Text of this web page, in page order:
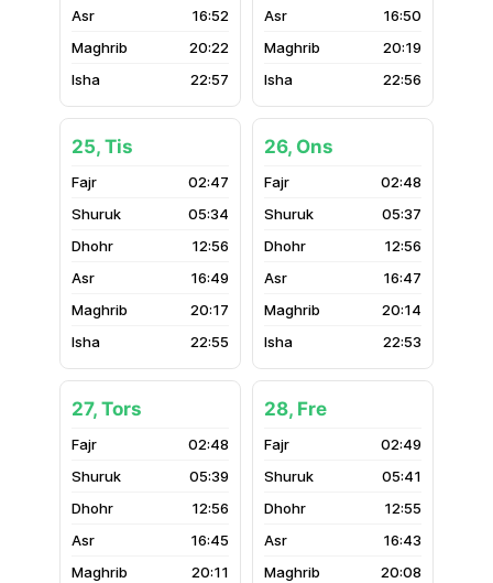
16:52
20:22
22:57
16:50
20:19
22:56
25, Tis
02:47
05:34
12:56
16:49
20:17
22:55
26, Ons
02:48
05:37
12:56
16:47
20:14
22:53
27, Tors
02:48
05:39
12:56
16:45
20:11
28, Fre
02:49
05:41
12:55
16:43
20:08